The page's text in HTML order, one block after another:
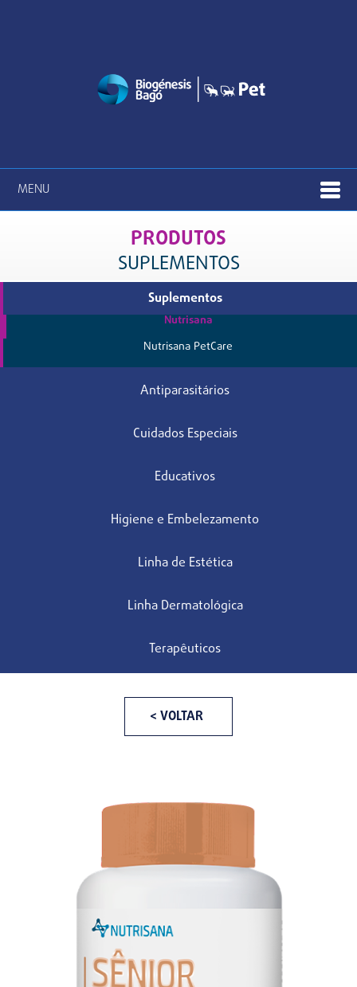
MENU
PRODUTOS
SUPLEMENTOS
Suplementos
Nutrisana
Nutrisana PetCare
Antiparasitários
Cuidados Especiais
Educativos
Higiene e Embelezamento
Linha de Estética
Linha Dermatológica
Terapêuticos
< VOLTAR